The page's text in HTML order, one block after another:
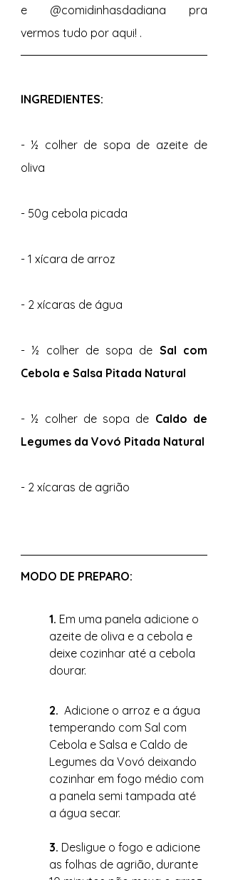
e @comidinhasdadiana pra
vermos tudo por aqui! .
INGREDIENTES:
- ½ colher de sopa de azeite de
oliva
- 50g cebola picada
- 1 xícara de arroz
- 2 xícaras de água
- ½ colher de sopa de Sal com
Cebola e Salsa Pitada Natural
- ½ colher de sopa de Caldo de
Legumes da Vovó Pitada Natural
- 2 xícaras de agrião
MODO DE PREPARO:
1. Em uma panela adicione o
azeite de oliva e a cebola e
deixe cozinhar até a cebola
dourar.
2. Adicione o arroz e a água
temperando com Sal com
Cebola e Salsa e Caldo de
Legumes da Vovó deixando
cozinhar em fogo médio com
a panela semi tampada até
a água secar.
3. Desligue o fogo e adicione
as folhas de agrião, durante